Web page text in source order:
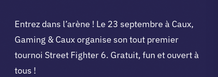
Entrez dans l’arène ! Le 23 septembre à Caux,
Gaming & Caux organise son tout premier
tournoi Street Fighter 6. Gratuit, fun et ouvert à
tous !